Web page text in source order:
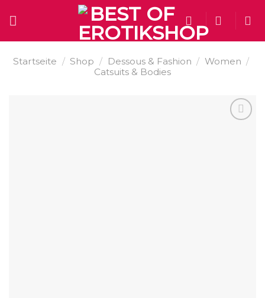
Startseite / Shop / Dessous & Fashion / Women /
Catsuits & Bodies